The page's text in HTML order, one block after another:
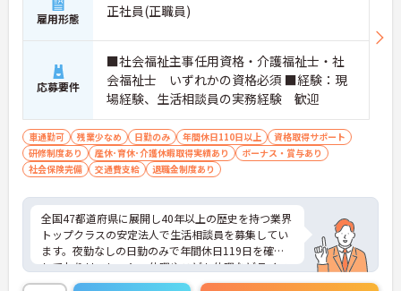
雇用形態 正社員(正職員)
応募要件
■社会福祉主事任用資格・介護福祉士・社
会福祉士 いずれかの資格必須 ■経験：現
場経験、生活相談員の実務経験 歓迎
車通勤可 残業少なめ 日勤のみ 年間休日110日以上
資格取得サポート
研修制度あり
産休･育休･介護休暇取得実績あり
ボーナス・賞与あり
社会保険完備
交通費支給 退職金制度あり
全国47都道府県に展開し40年以上の歴史を持つ業界
トップクラスの安定法人で生活相談員を募集してい
ます。夜勤なしの日勤のみで年間休日119日を確保
しておりリフレッシュ休暇やこども休暇などライフ
ステージに合わせた働き方が可能です。処遇改善手